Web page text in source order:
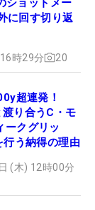
ショットメー
に回す切り返
時29分 20
超連発！
り合うC・モ
ークグリッ
行う納得の理由
(木) 12時00分